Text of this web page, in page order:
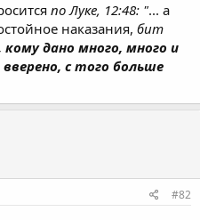
по Луке, 12:48: "... а
наказания, бит
кому дано много, много и
с того больше
#82